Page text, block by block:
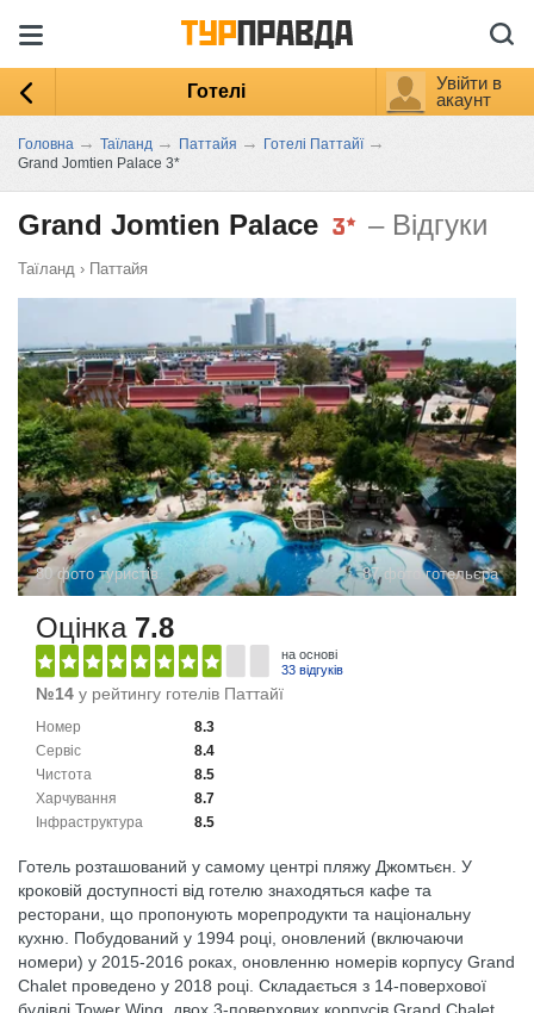
Готелі
Увійти в
акаунт
Головна → Таїланд → Паттайя → Готелі Паттайї →
Grand Jomtien Palace 3*
Grand Jomtien Palace – Відгуки
Таїланд › Паттайя
80 фото туристів 87 фото готельєра
Оцінка 7.8
на основі
33 відгуків
№14 у рейтингу готелів Паттайї
8.3
Номер
8.4
Сервіс
8.5
Чистота
8.7
Харчування
8.5
Інфраструктура
Готель розташований у самому центрі пляжу Джомтьєн. У
кроковій доступності від готелю знаходяться кафе та
ресторани, що пропонують морепродукти та національну
кухню. Побудований у 1994 році, оновлений (включаючи
номери) у 2015-2016 роках, оновленню номерів корпусу Grand
Chalet проведено у 2018 році. Складається з 14-поверхової